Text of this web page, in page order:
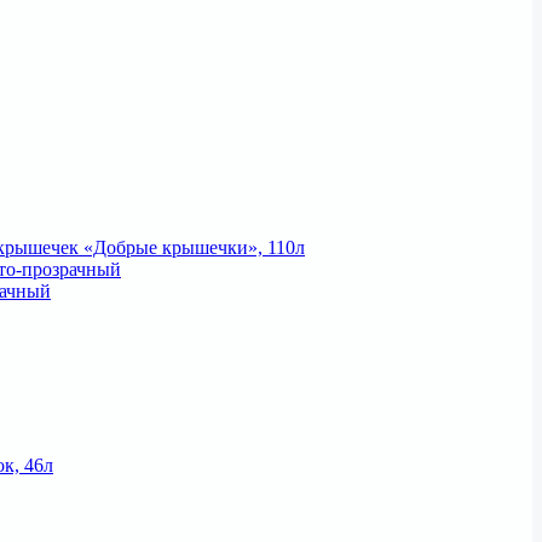
«Добрые крышечки», 110л
прозрачный
46л